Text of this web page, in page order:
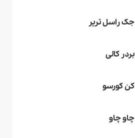
جک راسل تریر
بردر کالی
کن کورسو
چاو چاو